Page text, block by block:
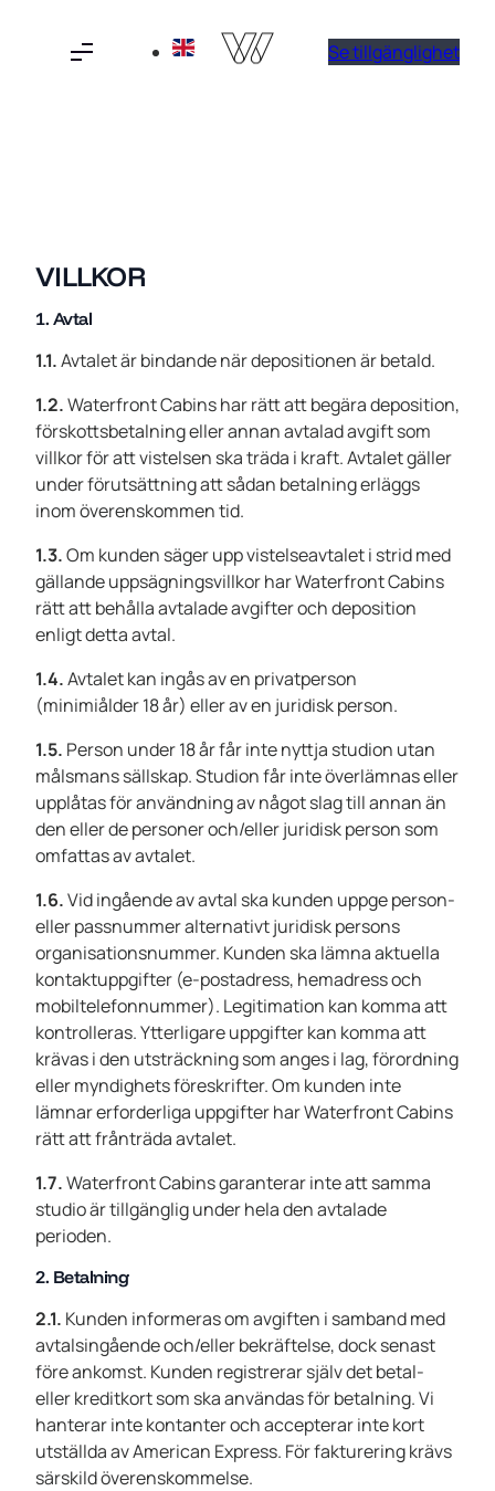
Se tillgänglighet
VILLKOR
1. Avtal
1.1.Avtalet är bindande när depositionen är betald.
1.2.Waterfront Cabins har rätt att begära deposition,
förskottsbetalning eller annan avtalad avgift som
villkor för att vistelsen ska träda i kraft. Avtalet gäller
under förutsättning att sådan betalning erläggs
inom överenskommen tid.
1.3.Om kunden säger upp vistelseavtalet i strid med
gällande uppsägningsvillkor har Waterfront Cabins
rätt att behålla avtalade avgifter och deposition
enligt detta avtal.
1.4.Avtalet kan ingås av en privatperson
(minimiålder 18 år) eller av en juridisk person.
1.5. Person under 18 år får inte nyttja studion utan
målsmans sällskap. Studion får inte överlämnas eller
upplåtas för användning av något slag till annan än
den eller de personer och/eller juridisk person som
omfattas av avtalet.
1.6.Vid ingående av avtal ska kunden uppge person-
eller passnummer alternativt juridisk persons
organisationsnummer. Kunden ska lämna aktuella
kontaktuppgifter (e-postadress, hemadress och
mobiltelefonnummer). Legitimation kan komma att
kontrolleras. Ytterligare uppgifter kan komma att
krävas i den utsträckning som anges i lag, förordning
eller myndighets föreskrifter. Om kunden inte
lämnar erforderliga uppgifter har Waterfront Cabins
rätt att frånträda avtalet.
1.7.Waterfront Cabins garanterar inte att samma
studio är tillgänglig under hela den avtalade
perioden.
2. Betalning
2.1. Kunden informeras om avgiften i samband med
avtalsingående och/eller bekräftelse, dock senast
före ankomst. Kunden registrerar själv det betal-
eller kreditkort som ska användas för betalning. Vi
hanterar inte kontanter och accepterar inte kort
utställda av American Express. För fakturering krävs
särskild överenskommelse.